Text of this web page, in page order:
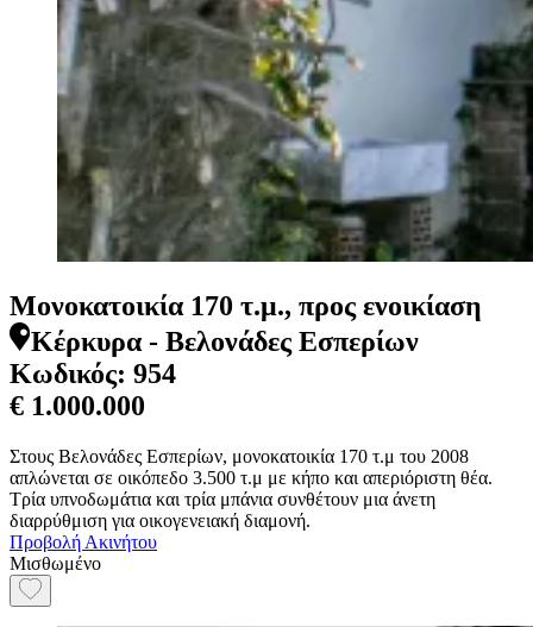
Μονοκατοικία 170 τ.μ., προς ενοικίαση
Κέρκυρα - Βελονάδες Εσπερίων
Κωδικός: 954
€ 1.000.000
Στους Βελονάδες Εσπερίων, μονοκατοικία 170 τ.μ του 2008
απλώνεται σε οικόπεδο 3.500 τ.μ με κήπο και απεριόριστη θέα.
Τρία υπνοδωμάτια και τρία μπάνια συνθέτουν μια άνετη
διαρρύθμιση για οικογενειακή διαμονή.
Προβολή Ακινήτου
Μισθωμένο